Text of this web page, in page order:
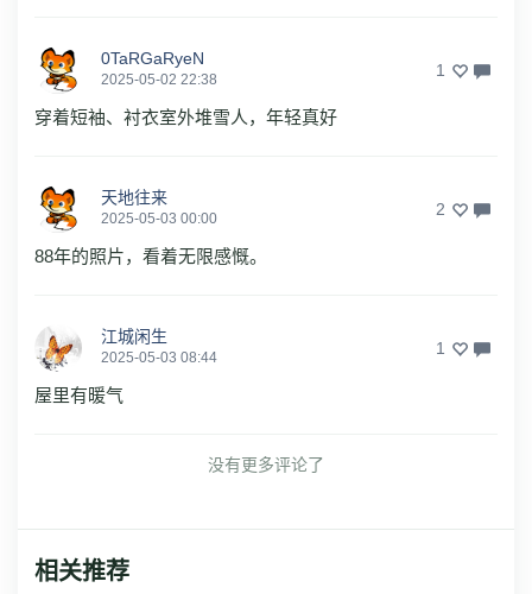
0TaRGaRyeN
2025-05-02 22:38 1
穿着短袖、衬衣室外堆雪人，年轻真好
天地往来
2025-05-03 00:00 2
88年的照片，看着无限感慨。
江城闲生
2025-05-03 08:44 1
屋里有暖气
没有更多评论了
相关推荐